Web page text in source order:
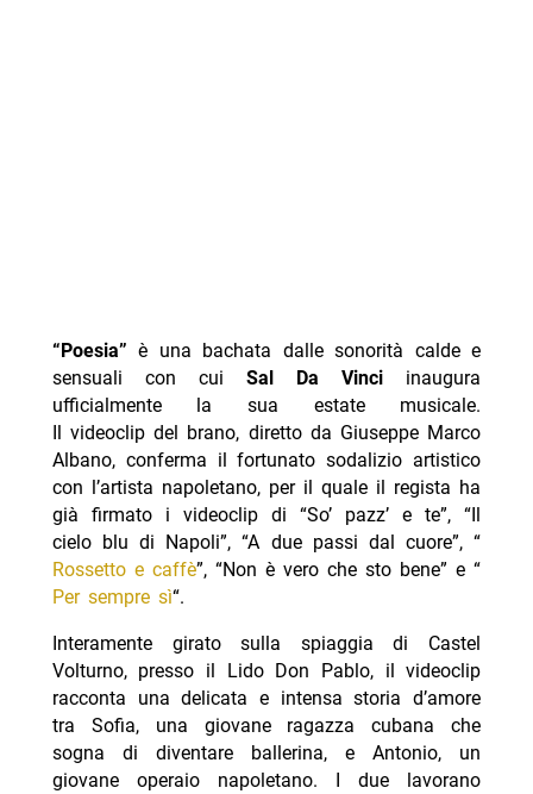
“Poesia” è una bachata dalle sonorità calde e
sensuali con cui Sal Da Vinci inaugura
ufficialmente la sua estate musicale.
Il videoclip del brano, diretto da Giuseppe Marco
Albano, conferma il fortunato sodalizio artistico
con l’artista napoletano, per il quale il regista ha
già firmato i videoclip di “So’ pazz’ e te”, “Il
cielo blu di Napoli”, “A due passi dal cuore”, “
Rossetto e caffè”, “Non è vero che sto bene” e “
Per sempre sì“.
Interamente girato sulla spiaggia di Castel
Volturno, presso il Lido Don Pablo, il videoclip
racconta una delicata e intensa storia d’amore
tra Sofia, una giovane ragazza cubana che
sogna di diventare ballerina, e Antonio, un
giovane operaio napoletano. I due lavorano